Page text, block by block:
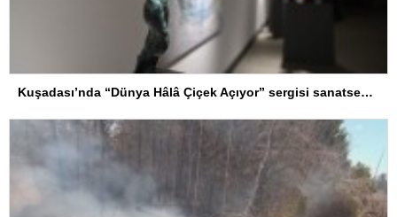
Kuşadası’nda “Dünya Hâlâ Çiçek Açıyor” sergisi sanatseverlerle buluşuyor